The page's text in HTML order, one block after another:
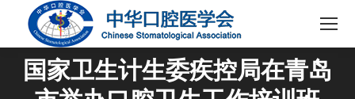
国家卫生计生委疾控局在青岛
您在这里：